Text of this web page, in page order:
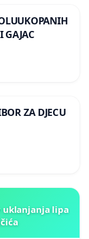
GAJAC
ZA DJECU
uklanjanja lipa